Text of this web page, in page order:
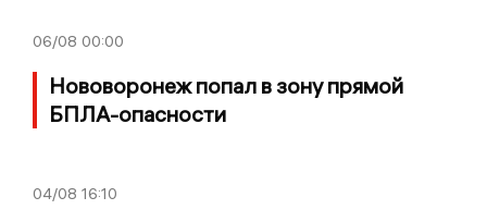
06/08 00:00
Нововоронеж попал в зону прямой
БПЛА-опасности
04/08 16:10